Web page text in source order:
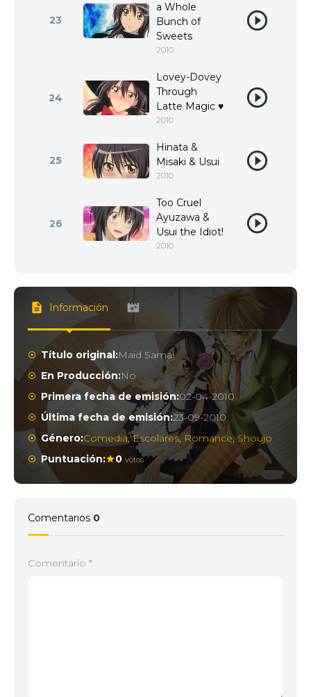
23
a Whole
Bunch of
Sweets
2010
24
Lovey-Dovey
Through
Latte Magic ♥
2010
25
Hinata &
Misaki & Usui
2010
26
Too Cruel
Ayuzawa &
Usui the Idiot!
2010
Información
Título original:Maid Sama!
En Producción:No
Primera fecha de emisión:02-04-2010
Última fecha de emisión:23-09-2010
Género:Comedia,Escolares, Romance,Shoujo
Puntuación:
0 votos
Comentarios 0
Comentario *